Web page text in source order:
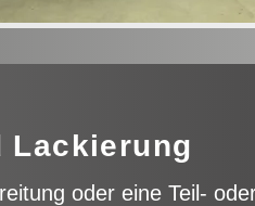
Lackierung
oder eine Teil-